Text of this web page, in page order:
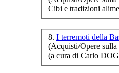
Cibi e tradizioni
8. I terremoti della
(Acquisti/Opere sulla
(a cura di Carlo